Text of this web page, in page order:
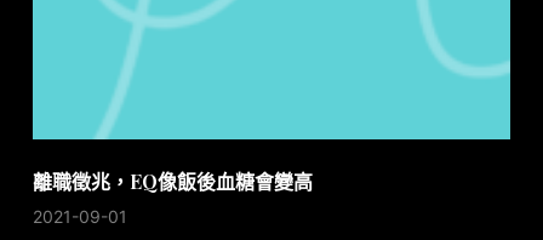
離職徵兆，EQ像飯後血糖會變高
2021-09-01